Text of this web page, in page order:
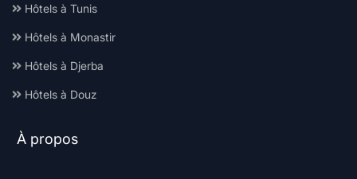
Hôtels à Tunis
Hôtels à Monastir
Hôtels à Djerba
Hôtels à Douz
À propos